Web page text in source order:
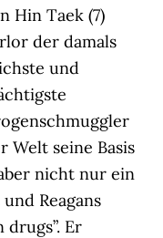
Hin Taek (7)
der damals
und
Welt seine Basis
nicht nur ein
Reagans
Er